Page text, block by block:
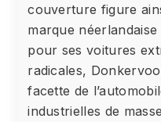
couverture figure
marque
pour ses voitures
radicales,
facette de
industrielles de